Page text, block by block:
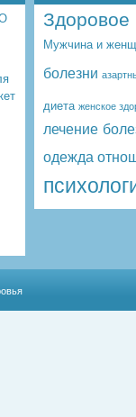
Здоровое
Мужчина и
болезни
диета женское
лечение
одежда